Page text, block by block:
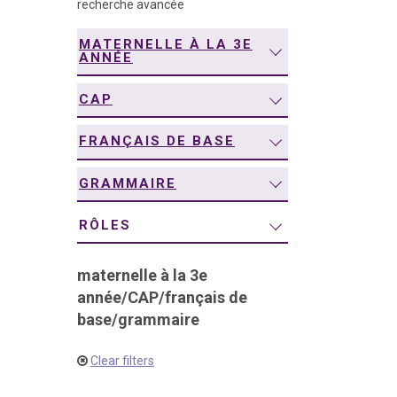
recherche avancée
MATERNELLE À LA 3E
ANNÉE
CAP
FRANÇAIS DE BASE
GRAMMAIRE
RÔLES
maternelle à la 3e
année/CAP/français de
base/grammaire
Clear filters